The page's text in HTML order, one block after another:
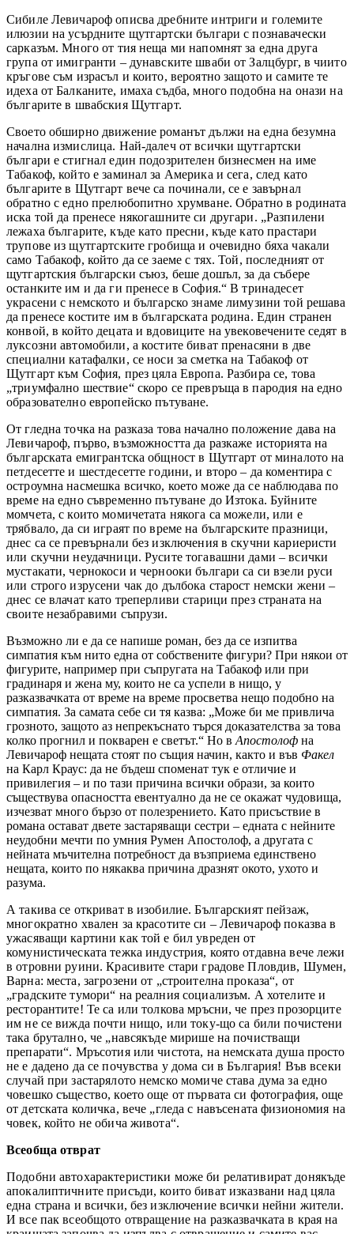
Сибиле Левичароф описва дребните интриги и големите
илюзии на усърдните щутгартски българи с познавачески
сарказъм. Много от тия неща ми напомнят за една друга
група от имигранти – дунавските шваби от Залцбург, в чиито
кръгове съм израсъл и които, вероятно защото и самите те
идеха от Балканите, имаха съдба, много подобна на онази на
българите в швабския Щутгарт.
Своето обширно движение романът дължи на една безумна
начална измислица. Най-далеч от всички щутгартски
българи е стигнал един подозрителен бизнесмен на име
Табакоф, който е заминал за Америка и сега, след като
българите в Щутгарт вече са починали, се е завърнал
обратно с едно прелюбопитно хрумване. Обратно в родината
иска той да пренесе някогашните си другари. „Разпилени
лежаха българите, къде като пресни, къде като прастари
трупове из щутгартските гробища и очевидно бяха чакали
само Табакоф, който да се заеме с тях. Той, последният от
щутгартския български съюз, беше дошъл, за да събере
останките им и да ги пренесе в София.“ В тринадесет
украсени с немското и българско знаме лимузини той решава
да пренесе костите им в българската родина. Един странен
конвой, в който децата и вдовиците на увековечените седят в
луксозни автомобили, а костите биват пренасяни в две
специални катафалки, се носи за сметка на Табакоф от
Щутгарт към София, през цяла Европа. Разбира се, това
„триумфално шествие“ скоро се превръща в пародия на едно
образователно европейско пътуване.
От гледна точка на разказа това начално положение дава на
Левичароф, първо, възможността да разкаже историята на
българската емигрантска общност в Щутгарт от миналото на
петдесетте и шестдесетте години, и второ – да коментира с
остроумна насмешка всичко, което може да се наблюдава по
време на едно съвременно пътуване до Изтока. Буйните
момчета, с които момичетата някога са можели, или е
трябвало, да си играят по време на българските празници,
днес са се превърнали без изключения в скучни кариеристи
или скучни неудачници. Русите тогавашни дами – всички
мустакати, чернокоси и чернооки българи са си взели руси
или строго изрусени чак до дълбока старост немски жени –
днес се влачат като треперливи старици през страната на
своите незабравими съпрузи.
Възможно ли е да се напише роман, без да се изпитва
симпатия към нито една от собствените фигури? При някои от
фигурите, например при съпругата на Табакоф или при
градинаря и жена му, които не са успели в нищо, у
разказвачката от време на време просветва нещо подобно на
симпатия. За самата себе си тя казва: „Може би ме привлича
грозното, защото аз непрекъснато търся доказателства за това
колко прогнил и покварен е светът.“ Но в Апостолоф на
Левичароф нещата стоят по същия начин, както и във Факел
на Карл Краус: да не бъдеш споменат тук е отличие и
привилегия – и по тази причина всички образи, за които
съществува опасността евентуално да не се окажат чудовища,
изчезват много бързо от полезрението. Като присъствие в
романа остават двете застаряващи сестри – едната с нейните
неудобни мечти по умния Румен Апостолоф, а другата с
нейната мъчителна потребност да възприема единствено
нещата, които по някаква причина дразнят окото, ухото и
разума.
А такива се откриват в изобилие. Българският пейзаж,
многократно хвален за красотите си – Левичароф показва в
ужасяващи картини как той е бил увреден от
комунистическата тежка индустрия, която отдавна вече лежи
в отровни руини. Красивите стари градове Пловдив, Шумен,
Варна: места, загрозени от „строителна проказа“, от
„градските тумори“ на реалния социализъм. А хотелите и
ресторантите! Те са или толкова мръсни, че през прозорците
им не се вижда почти нищо, или току-що са били почистени
така брутално, че „навсякъде мирише на почистващи
препарати“. Мръсотия или чистота, на немската душа просто
не е дадено да се почувства у дома си в България! Във всеки
случай при застарялото немско момиче става дума за едно
човешко същество, което още от първата си фотография, още
от детската количка, вече „гледа с навъсената физиономия на
човек, който не обича живота“.
Всеобща отврат
Подобни автохарактеристики може би релативират донякъде
апокалиптичните присъди, които биват изказвани над цяла
една страна и всички, без изключение всички нейни жители.
И все пак всеобщото отвращение на разказвачката в края на